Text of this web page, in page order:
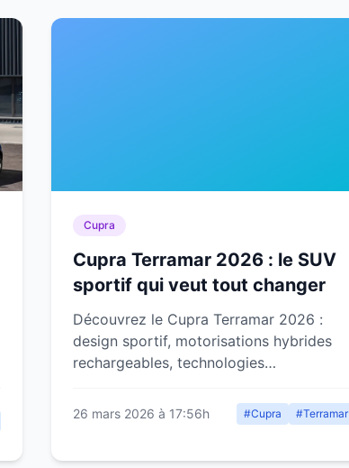
Cupra
Cupra Terramar 2026 : le SUV
sportif qui veut tout changer
Découvrez le Cupra Terramar 2026 :
design sportif, motorisations hybrides
rechargeables, technologies
concurrence détaillés.
26 mars 2026 à 17:56h #Cupra #Terramar